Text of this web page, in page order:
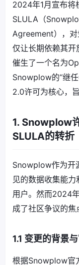
2024年1月宣布将
SLULA（
Agreement），
仅让长期依赖其
催生了一个名为
Snowplow的“继
2.0许可为核心，
1. Snowplow
SLULA的转折
Snowplow作为开
见的数据收集能
用户。然而2024
成了社区争议的焦
1.1 变更的背景
根据Snowplow官